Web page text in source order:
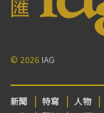
© 2026 IAG
新聞 特寫 人物